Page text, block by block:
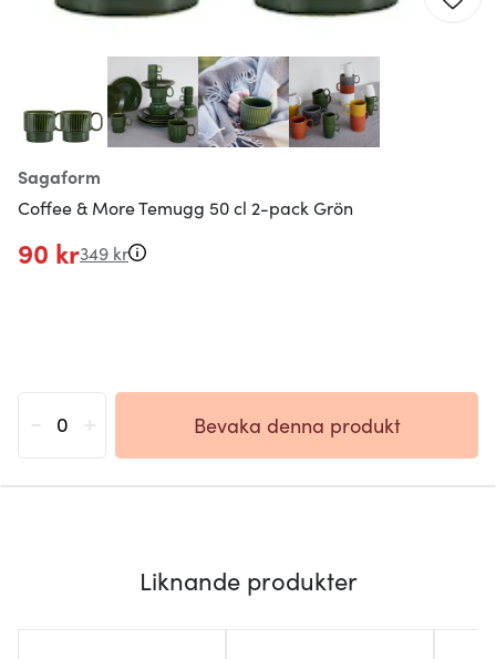
Sagaform
Coffee & More Temugg 50 cl 2-pack Grön
90 kr349 kr
Bevaka denna produkt
Liknande produkter